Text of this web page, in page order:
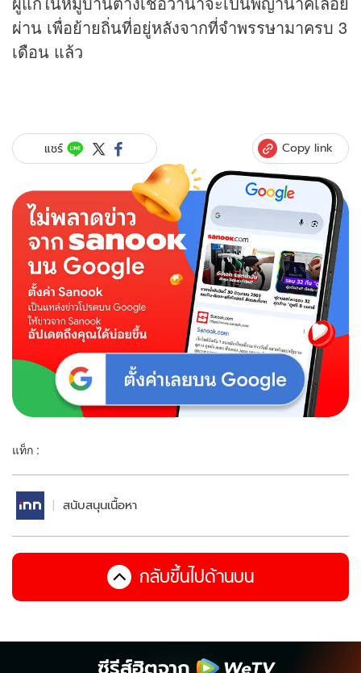
ผ่าน เพื่อย้ายถิ่นที่อยู่หลังจากที่จำพรรษามาครบ 3
เดือน แล้ว
แชร์ Copy link
แท็ก :
สนับสนุนเนื้อหา
กลับขึ้นไปด้านบน